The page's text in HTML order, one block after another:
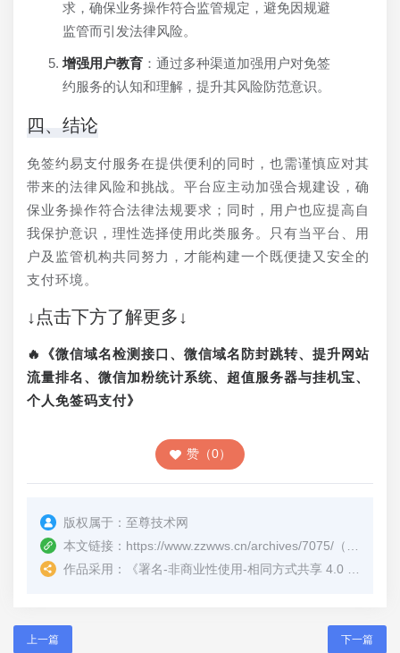
求，确保业务操作符合监管规定，避免因规避
监管而引发法律风险。
增强用户教育 ：通过多种渠道加强用户对免签
约服务的认知和理解，提升其风险防范意识。
四、结论
免签约易支付服务在提供便利的同时，也需谨慎应对其
带来的法律风险和挑战。平台应主动加强合规建设，确
保业务操作符合法律法规要求；同时，用户也应提高自
我保护意识，理性选择使用此类服务。只有当平台、用
户及监管机构共同努力，才能构建一个既便捷又安全的
支付环境。
↓点击下方了解更多↓
🔥《微信域名检测接口、微信域名防封跳转、提升网站
流量排名、微信加粉统计系统、超值服务器与挂机宝、
个人免签码支付》
赞（0）
版权属于： 至尊技术网
本文链接： https://www.zzwws.cn/archives/7075/ （转载时请注明本文出处及文章链接）
作品采用：
《署名-非商业性使用-相同方式共享 4.0 国际 (CC BY-NC-SA 4.0)
上一篇 下一篇